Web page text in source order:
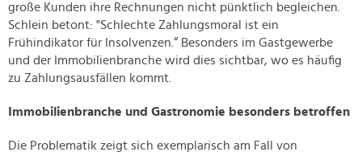
große Kunden ihre Rechnungen nicht pünktlich begleichen.
Schlein betont: "Schlechte Zahlungsmoral ist ein
Frühindikator für Insolvenzen.“ Besonders im Gastgewerbe
und der Immobilienbranche wird dies sichtbar, wo es häufig
zu Zahlungsausfällen kommt.
Immobilienbranche und Gastronomie besonders betroffen
Die Problematik zeigt sich exemplarisch am Fall von